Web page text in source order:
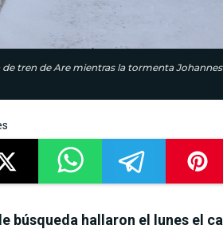
tren de Are mientras la tormenta
búsqueda hallaron el lunes el